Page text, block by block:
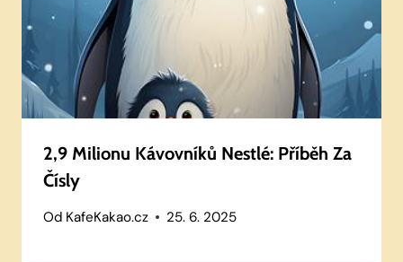
2,9 Milionu Kávovníků Nestlé: Příběh Za
Čísly
Od KafeKakao.cz 25. 6. 2025